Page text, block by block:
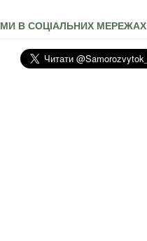
МИ В СОЦІАЛЬНИХ МЕРЕЖАХ